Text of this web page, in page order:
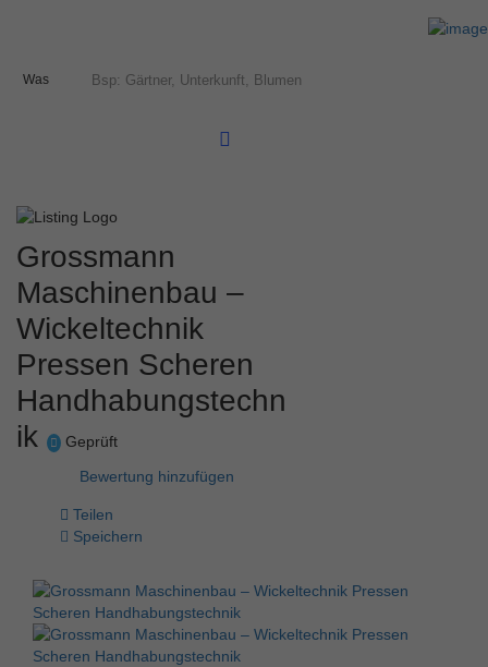
Was
Grossmann
Maschinenbau –
Wickeltechnik
Pressen Scheren
Handhabungstechn
ik
Geprüft
Bewertung hinzufügen
Teilen
Speichern